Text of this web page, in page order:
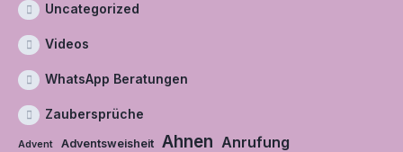
Uncategorized
Videos
WhatsApp Beratungen
Zaubersprüche
Advent Adventsweisheit Ahnen Anrufung